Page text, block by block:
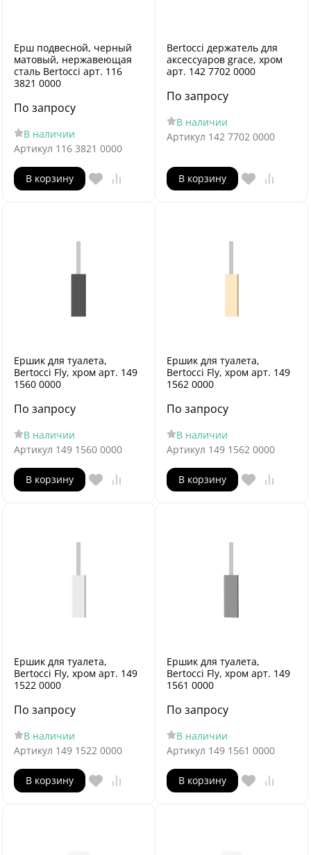
Ерш подвесной, черный
матовый, нержавеющая
сталь Bertocci арт. 116
3821 0000
По запросу
В наличии
Артикул 116 3821 0000
В корзину
Bertocci держатель для
аксессуаров grace, хром
арт. 142 7702 0000
По запросу
В наличии
Артикул 142 7702 0000
В корзину
Ершик для туалета,
Bertocci Fly, хром арт. 149
1560 0000
По запросу
В наличии
Артикул 149 1560 0000
В корзину
Ершик для туалета,
Bertocci Fly, хром арт. 149
1562 0000
По запросу
В наличии
Артикул 149 1562 0000
В корзину
Ершик для туалета,
Bertocci Fly, хром арт. 149
1522 0000
По запросу
В наличии
Артикул 149 1522 0000
В корзину
Ершик для туалета,
Bertocci Fly, хром арт. 149
1561 0000
По запросу
В наличии
Артикул 149 1561 0000
В корзину